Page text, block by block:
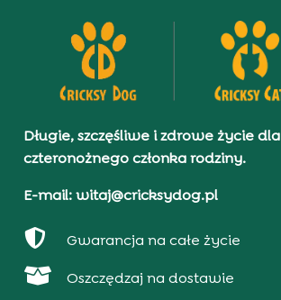
Długie, szczęśliwe i zdrowe życie dla
czteronożnego członka rodziny.
E-mail: witaj@cricksydog.pl
 Gwarancja na całe życie
 Oszczędzaj na dostawie